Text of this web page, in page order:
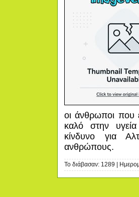
οι άνθρωποι που
καλό στην
κίνδυνο για
ανθρώπους.
Το διάβασαν: 1289 |